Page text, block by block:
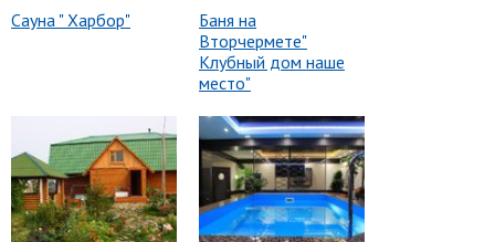
Сауна " Харбор"
Баня на
Вторчермете"
Клубный дом наше
место"